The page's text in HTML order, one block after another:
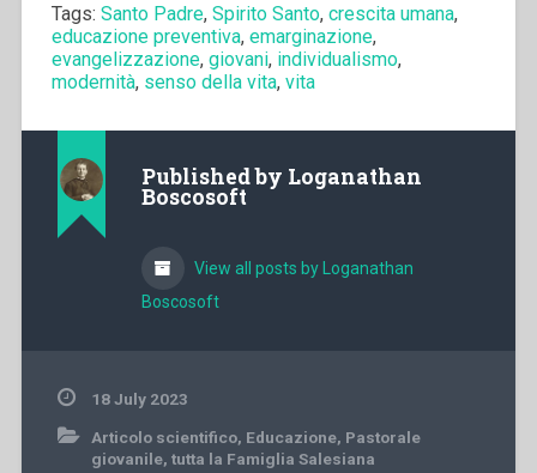
Tags: Santo Padre, Spirito Santo, crescita umana,
educazione preventiva, emarginazione,
evangelizzazione, giovani, individualismo,
modernità, senso della vita, vita
Published by Loganathan
Boscosoft
View all posts by Loganathan
Boscosoft
18 July 2023
Articolo scientifico, Educazione, Pastorale
giovanile, tutta la Famiglia Salesiana